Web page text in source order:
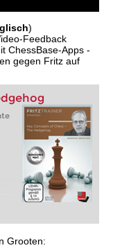
)
Feedback
ChessBase-Apps -
gegen Fritz auf
Grooten: